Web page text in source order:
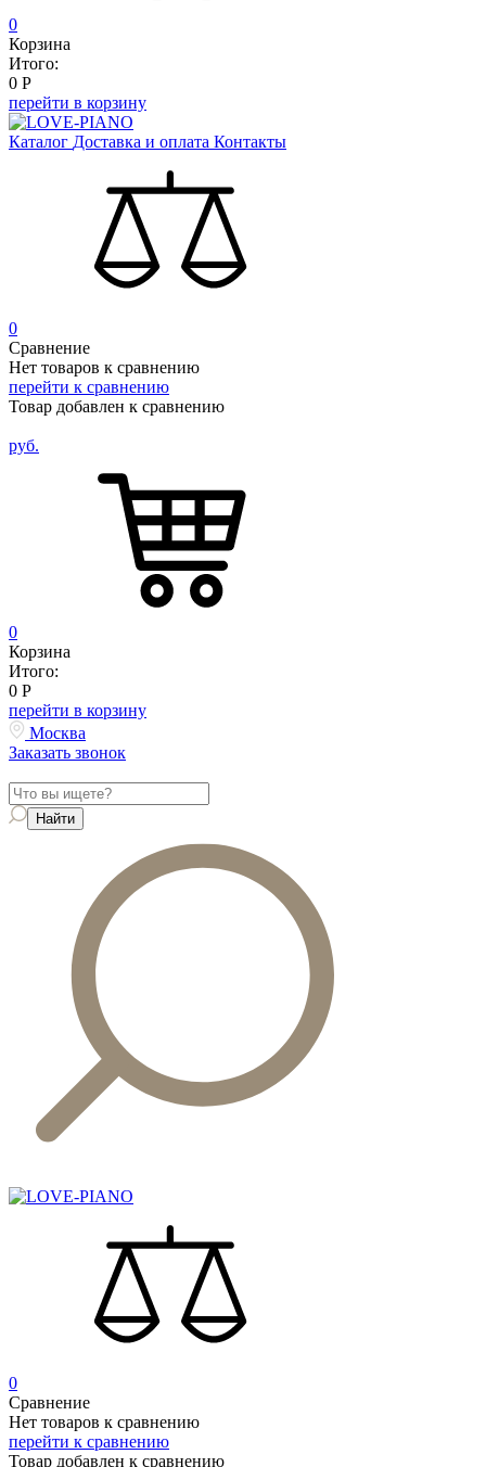
0
Корзина
Итого:
0 Р
перейти в корзину
Каталог Доставка и оплата Контакты
0
Сравнение
Нет товаров к сравнению
перейти к сравнению
Товар добавлен к сравнению
руб.
0
Корзина
Итого:
0 Р
перейти в корзину
Москва
Заказать звонок
0
Сравнение
Нет товаров к сравнению
перейти к сравнению
Товар добавлен к сравнению